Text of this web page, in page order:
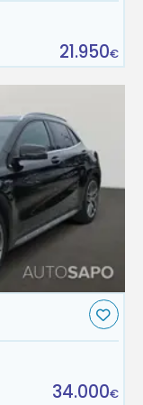
21.950€
34.000€